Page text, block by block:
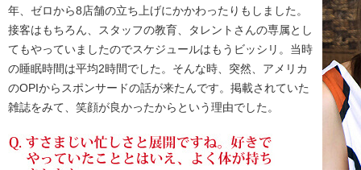
年、ゼロから8店舗の立ち上げにかかわったりもしました。
接客はもちろん、スタッフの教育、タレントさんの専属とし
てもやっていましたのでスケジュールはもうビッシリ。当時
の睡眠時間は平均2時間でした。そんな時、突然、アメリカ
のOPIからスポンサードの話が来たんです。掲載されていた
雑誌をみて、笑顔が良かったからという理由でした。